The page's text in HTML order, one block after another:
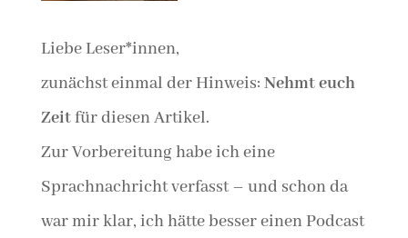
Liebe Leser*innen,
zunächst einmal der Hinweis: Nehmt euch
Zeitfür diesen Artikel.
Zur Vorbereitung habe ich eine
Sprachnachricht verfasst – und schon da
war mir klar, ich hätte besser einen Podcast